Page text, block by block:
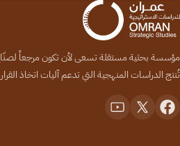
مؤسسة بحثية مستقلة تسعى لأن تكون مرجعاً لصنّاع
تُنتج الدراسات المنهجية التي تدعم آليات اتخاذ